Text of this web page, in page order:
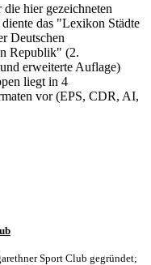
hier gezeichneten
das "Lexikon Städte
Deutschen
Republik" (2.
erweiterte Auflage)
liegt in 4
vor (EPS, CDR, AI,
Sport Club gegründet;